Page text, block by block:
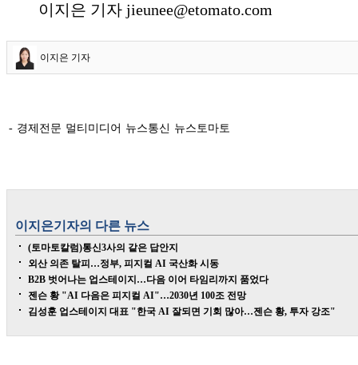
이지은 기자 jieunee@etomato.com
이지은 기자
- 경제전문 멀티미디어 뉴스통신 뉴스토마토
이지은기자의 다른 뉴스
(토마토칼럼)통신3사의 같은 답안지
외산 의존 탈피…정부, 피지컬 AI 국산화 시동
B2B 벗어나는 업스테이지…다음 이어 타임리까지 품었다
젠슨 황 "AI 다음은 피지컬 AI"…2030년 100조 전망
김성훈 업스테이지 대표 "한국 AI 잘되면 기회 많아…젠슨 황, 투자 강조"